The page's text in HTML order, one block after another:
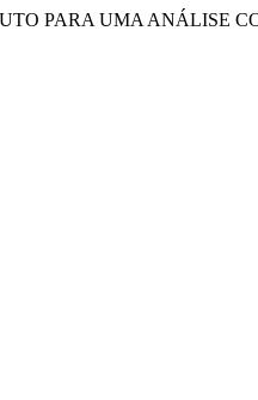
PARA UMA ANÁLISE